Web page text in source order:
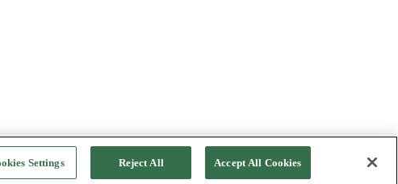
Settings Reject All Accept All Cookies